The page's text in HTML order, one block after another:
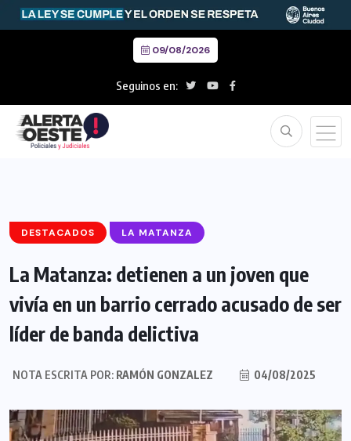
09/08/2026
Seguinos en:
DESTACADOS LA MATANZA
La Matanza: detienen a un joven que
vivía en un barrio cerrado acusado de ser
líder de banda delictiva
NOTA ESCRITA POR:RAMÓN GONZALEZ 04/08/2025